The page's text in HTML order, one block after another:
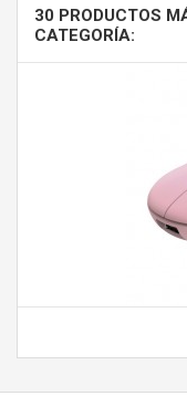
30 PRODUCTOS
CATEGORÍA: